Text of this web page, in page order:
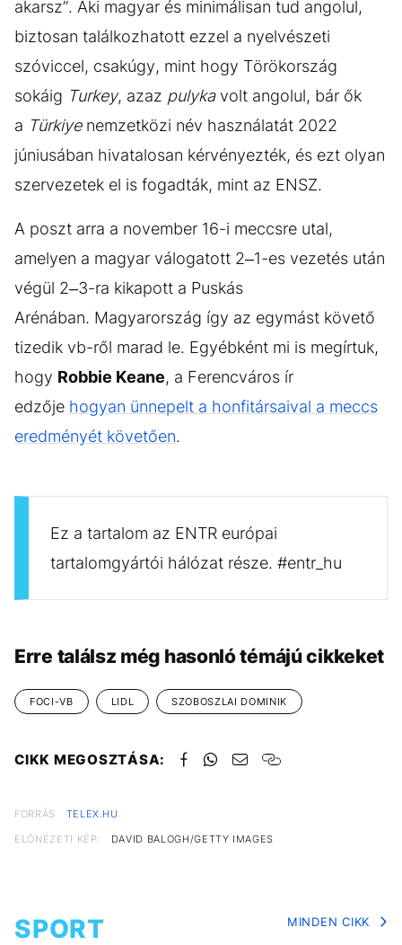
akarsz”. Aki magyar és minimálisan tud angolul,
biztosan találkozhatott ezzel a nyelvészeti
szóviccel, csakúgy, mint hogy Törökország
sokáig Turkey, azaz pulykavolt angolul, bár ők
a Türkiyenemzetközi név használatát 2022
júniusában hivatalosan kérvényezték, és ezt olyan
szervezetek el is fogadták, mint az ENSZ.
A poszt arra a november 16-i meccsre utal,
amelyen a magyar válogatott 2–1-es vezetés után
végül 2–3-ra kikapott a Puskás
Arénában. Magyarország így az egymást követő
tizedik vb-ről marad le. Egyébként mi is megírtuk,
hogy Robbie Keane, a Ferencváros ír
edzője hogyan ünnepelt a honfitársaival a meccs
eredményét követően.
Ez a tartalom az ENTR európai
tartalomgyártói hálózat része. #entr_hu
Erre találsz még hasonló témájú cikkeket
FOCI-VB LIDL SZOBOSZLAI DOMINIK
CIKK MEGOSZTÁSA:
FORRÁS
TELEX.HU
ELŐNÉZETI KÉP:
DAVID BALOGH/GETTY IMAGES
SPORT MINDEN CIKK